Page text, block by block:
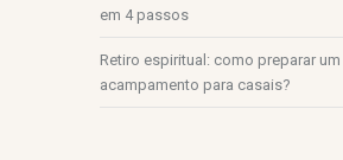
em 4 passos
Retiro espiritual: como preparar um
acampamento para casais?